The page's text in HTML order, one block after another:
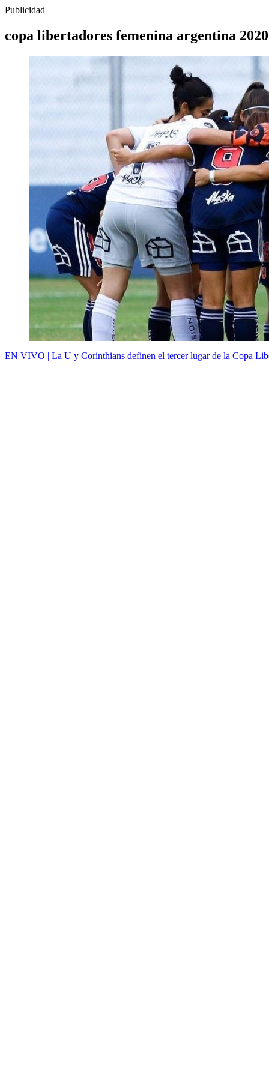
Publicidad
copa libertadores femenina argentina 2020
EN VIVO | La U y Corinthians definen el tercer lugar de la Copa